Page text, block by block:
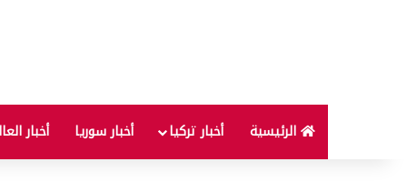
الرئيسية أخبار تركيا أخبار سوريا أخبار